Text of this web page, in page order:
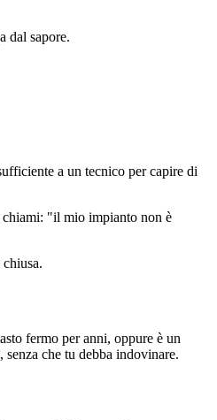
dal sapore.
a un tecnico per capire di
chiami: "il mio impianto non è
fermo per anni, oppure è un
che tu debba indovinare.